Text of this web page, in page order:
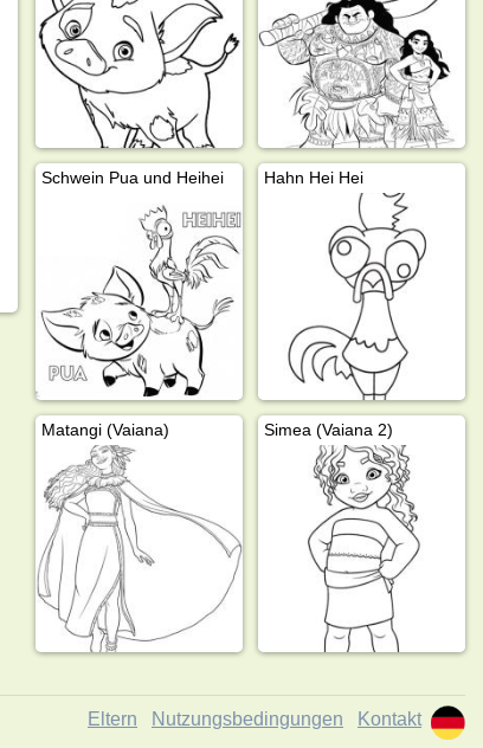
Schwein Pua und Heihei Hahn Hei Hei
Matangi (Vaiana) Simea (Vaiana 2)
Eltern Nutzungsbedingungen Kontakt